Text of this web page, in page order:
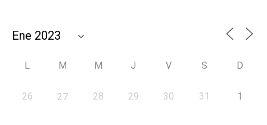
L M M J V S D
26 27 28 29 30 31 1